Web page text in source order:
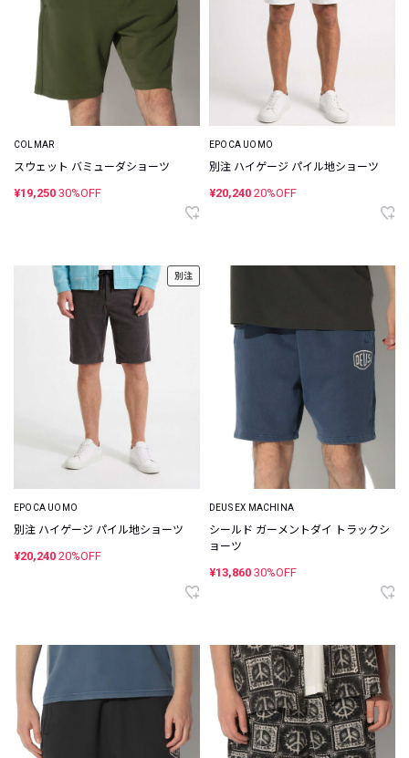
COLMAR
スウェット バミューダショーツ
¥19,250 30%OFF
EPOCA UOMO
別注 ハイゲージ パイル地ショーツ
¥20,240 20%OFF
別注
EPOCA UOMO
別注 ハイゲージ パイル地ショーツ
¥20,240 20%OFF
DEUS EX MACHINA
シールド ガーメントダイ トラックシ
ョーツ
¥13,860 30%OFF